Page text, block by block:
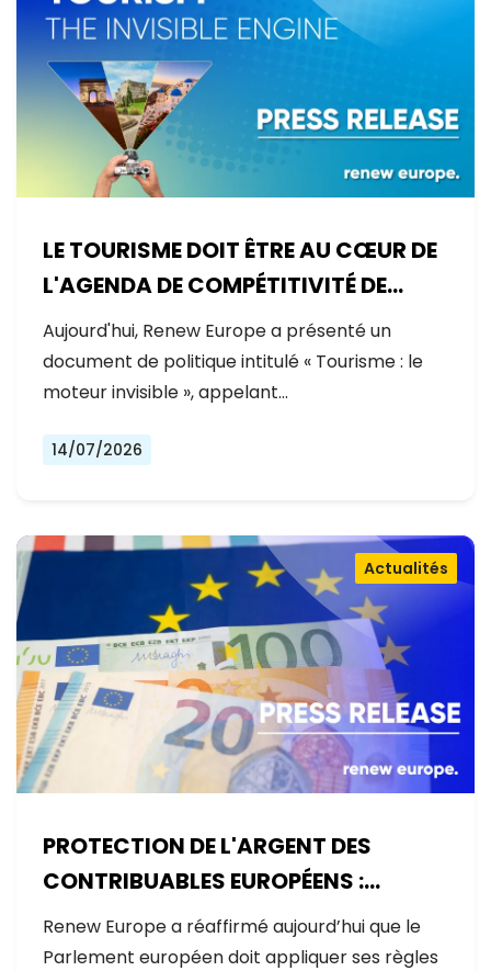
LE TOURISME DOIT ÊTRE AU CŒUR DE
L'AGENDA DE COMPÉTITIVITÉ DE
L'EUROPE
Aujourd'hui, Renew Europe a présenté un
document de politique intitulé « Tourisme : le
moteur invisible », appelant…
14/07/2026
PROTECTION DE L'ARGENT DES
CONTRIBUABLES EUROPÉENS :
AUCUNE EXCEPTION
Actualités
Renew Europe a réaffirmé aujourd’hui que le
Parlement européen doit appliquer ses règles